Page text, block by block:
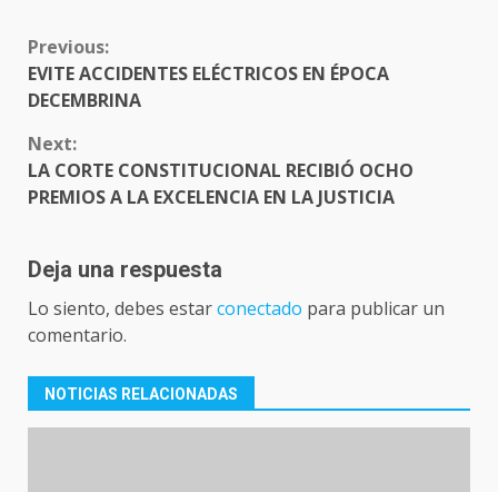
CONTINUE
READING
Previous:
EVITE ACCIDENTES ELÉCTRICOS EN ÉPOCA
DECEMBRINA
Next:
LA CORTE CONSTITUCIONAL RECIBIÓ OCHO
PREMIOS A LA EXCELENCIA EN LA JUSTICIA
Deja una respuesta
Lo siento, debes estarconectado para publicar un
comentario.
NOTICIAS RELACIONADAS